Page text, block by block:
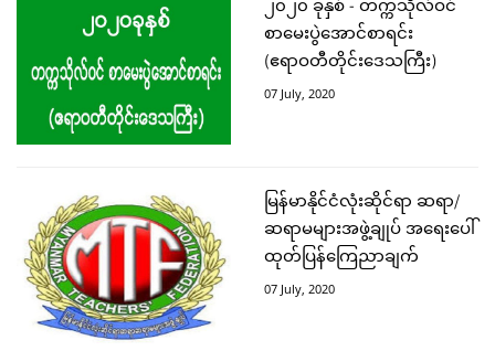
၂၀၂၀ ခုနှစ် - တက္ကသိုလ်ဝင်
စာမေးပွဲအောင်စာရင်း
(ဧရာဝတီတိုင်းဒေသကြီး)
07 July, 2020
မြန်မာနိုင်ငံလုံးဆိုင်ရာ ဆရာ/
ဆရာမများအဖွဲ့ချုပ် အရေးပေါ်
ထုတ်ပြန်ကြေညာချက်
07 July, 2020